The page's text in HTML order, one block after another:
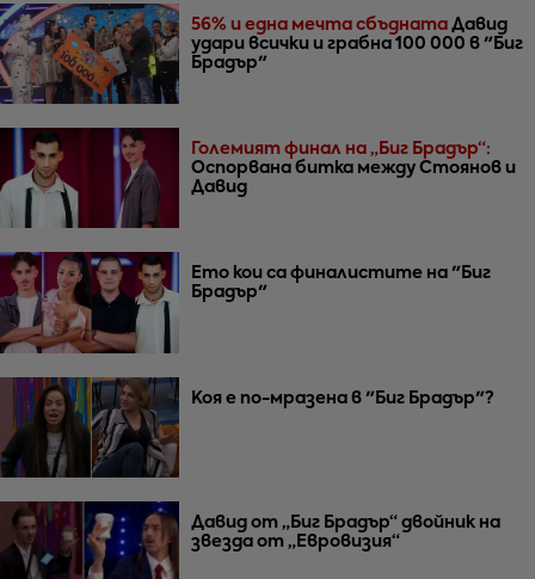
56% и една мечта сбъдната Давид
удари всички и грабна 100 000 в "Биг
Брадър"
Големият финал на „Биг Брадър“:
Оспорвана битка между Стоянов и
Давид
Ето кои са финалистите на "Биг
Брадър"
Коя е по-мразена в "Биг Брадър"?
Давид от „Биг Брадър“ двойник на
звезда от „Евровизия“